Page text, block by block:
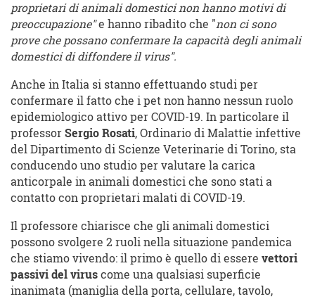
proprietari di animali domestici non hanno motivi di
preoccupazione"e hanno ribadito che "non ci sono
prove che possano confermare la capacità degli animali
domestici di diffondere il virus".
Anche in Italia si stanno effettuando studi per
confermare il fatto che i pet non hanno nessun ruolo
epidemiologico attivo per COVID-19. In particolare il
professor Sergio Rosati, Ordinario di Malattie infettive
del Dipartimento di Scienze Veterinarie di Torino, sta
conducendo uno studio per valutare la carica
anticorpale in animali domestici che sono stati a
contatto con proprietari malati di COVID-19.
Il professore chiarisce che gli animali domestici
possono svolgere 2 ruoli nella situazione pandemica
che stiamo vivendo: il primo è quello di essere vettori
passivi del virus come una qualsiasi superficie
inanimata (maniglia della porta, cellulare, tavolo,